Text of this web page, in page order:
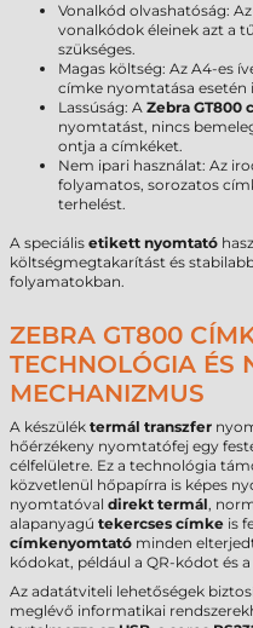
Vonalkód olvashatóság:
vonalkódok éleinek azt a
szükséges.
Magas költség: Az A4-es
címke nyomtatása esetén
Lassúság: A Zebra
nyomtatást, nincs
ontja a címkéket.
Nem ipari használat: Az
folyamatos, sorozatos
terhelést.
A speciális etikett nyomtató
költségmegtakarítást és
folyamatokban.
ZEBRA GT800
TECHNOLÓGIA ÉS
MECHANIZMUS
A készülék termál transzfer
hőérzékeny nyomtatófej egy
célfelületre. Ez a technológia
közvetlenül hőpapírra is képes
nyomtatóval direkt termál,
alapanyagú tekercses címke is
címkenyomtató minden
kódokat, például a QR-kódot és
Az adatátviteli lehetőségek
meglévő informatikai